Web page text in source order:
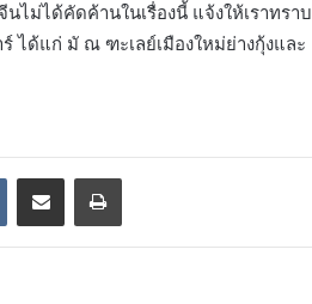
ม่ได้คัดค้านในเรื่องนี้ แจ้งให้เราทราบ
ได้แก่ มั ณ ฑะเลย์เมืองใหม่ย่างกุ้งและ
VKontakteShare via Email Print